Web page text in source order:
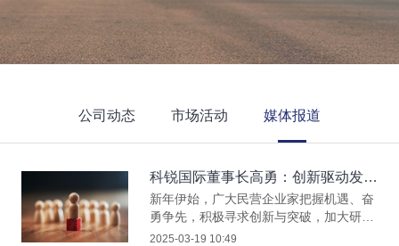
公司动态 市场活动 媒体报道
科锐国际董事长高勇：创新驱动发
展，布局全球人才供应链
新年伊始，广大民营企业家把握机遇、奋
勇争先，积极寻求创新与突破，加大研发
投入、提升管理水平、拓展市场空间，在
2025-03-19 10:49